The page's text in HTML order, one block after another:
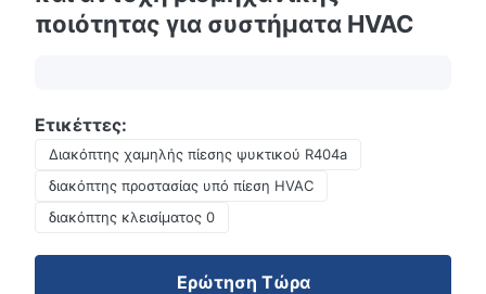
ποιότητας για συστήματα HVAC
Ετικέττες:
Διακόπτης χαμηλής πίεσης ψυκτικού R404a
διακόπτης προστασίας υπό πίεση HVAC
διακόπτης κλεισίματος 0
Ερώτηση Τώρα